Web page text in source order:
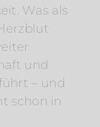
Was als
und
– und
schon in